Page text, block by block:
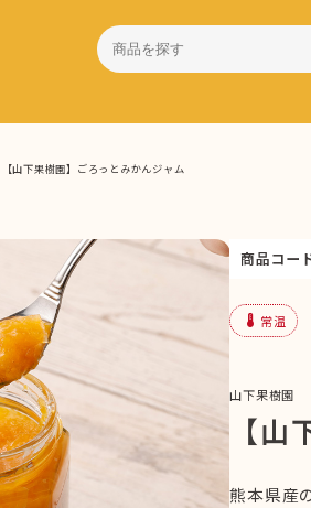
【山下果樹園】ごろっとみかんジャム
商品コー
device_thermostat 常温
山下果樹園
【
熊本県産